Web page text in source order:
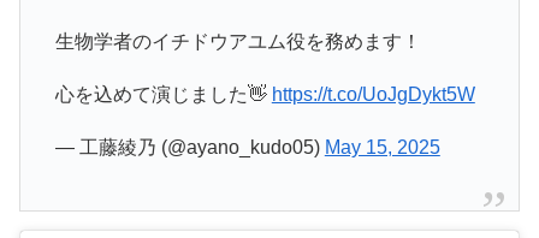
生物学者のイチドウアユム役を務めます！
心を込めて演じました👋 https://t.co/UoJgDykt5W
— 工藤綾乃 (@ayano_kudo05) May 15, 2025